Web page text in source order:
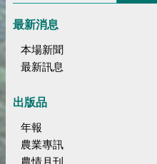
最新消息
本場新聞
最新訊息
出版品
年報
農業專訊